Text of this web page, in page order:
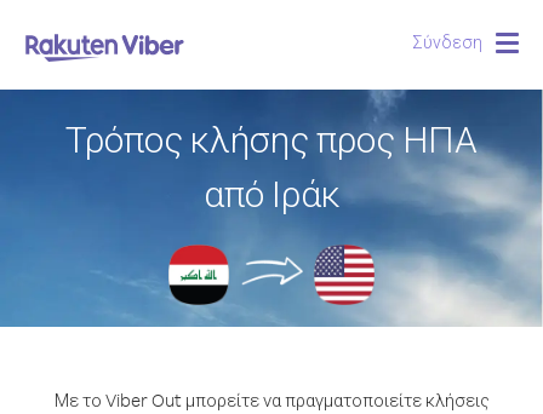
Σύνδεση
Τρόπος κλήσης προς ΗΠΑ
από Ιράκ
Με το Viber Out μπορείτε να πραγματοποιείτε κλήσεις